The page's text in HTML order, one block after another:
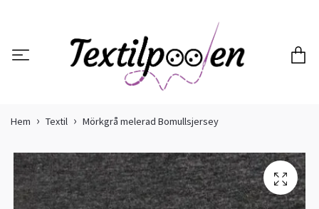
Hem Textil Mörkgrå melerad Bomullsjersey